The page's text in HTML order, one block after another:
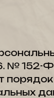
№ 152-